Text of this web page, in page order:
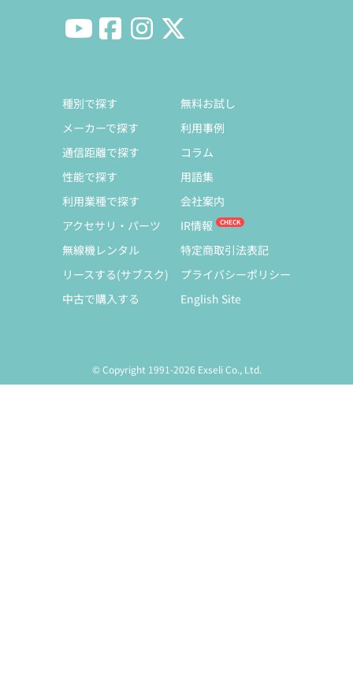
種別で探す
メーカーで探す
通信距離で探す
性能で探す
利用業種で探す
アクセサリ・パーツ
無線機レンタル
リースする(サブスク)
中古で購入する
無料お試し
利用事例
コラム
用語集
会社案内
IR情報
特定商取引法表記
プライバシーポリシー
English Site
© Copyright 1991-2026 Exseli Co., Ltd.